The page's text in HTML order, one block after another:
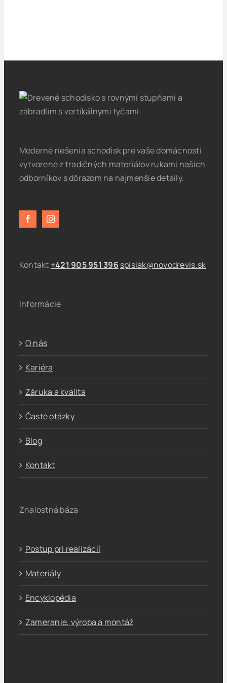
Moderné riešenia schodísk pre vaše domácnosti
vytvorené z tradičných materiálov rukami našich
odborníkov s dôrazom na najmenšie detaily.
Kontakt +421 905 951 396 spisiak@novodrevis.sk
Informácie
O nás
Kariéra
Záruka a kvalita
Časté otázky
Blog
Kontakt
Znalostná báza
Postup pri realizácií
Materiály
Encyklopédia
Zameranie, výroba a montáž